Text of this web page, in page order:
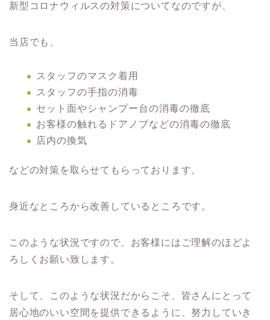
新型コロナウィルスの対策についてなのですが、
当店でも、
スタッフのマスク着用
スタッフの手指の消毒
セット面やシャンプー台の消毒の徹底
お客様の触れるドアノブなどの消毒の徹底
店内の換気
などの対策を取らせてもらっております。
身近なところから改善しているところです。
このような状況ですので、お客様にはご理解のほどよ
ろしくお願い致します。
そして、このような状況だからこそ、皆さんにとって
居心地のいい空間を提供できるように、努力していき